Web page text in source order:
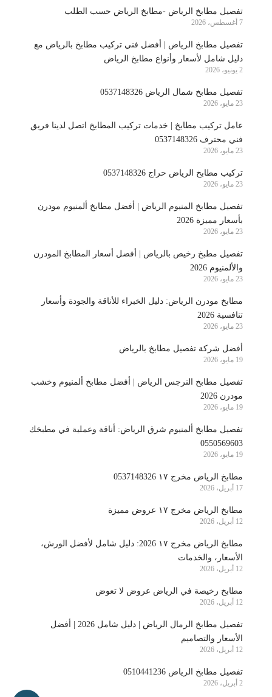
تفصيل مطابخ الرياض -مطابخ الرياض حسب الطلب
7 أغسطس، 2026
تفصيل مطابخ الرياض | أفضل فني تركيب مطابخ بالرياض مع
دليل شامل لأسعار وأنواع مطابخ الرياض
2 يونيو، 2026
تفصيل مطابخ شمال الرياض 0537148326
23 مايو، 2026
عامل تركيب مطابخ | خدمات تركيب المطابخ اتصل لدينا فريق
فني محترف 0537148326
23 مايو، 2026
تركيب مطابخ الرياض حراج 0537148326
23 مايو، 2026
تفصيل مطابخ المنيوم الرياض | أفضل مطابخ ألمنيوم مودرن
بأسعار مميزة 2026
23 مايو، 2026
تفصيل مطبخ رخيص بالرياض | أفضل أسعار المطابخ المودرن
والألمنيوم 2026
23 مايو، 2026
مطابخ مودرن الرياض: دليل الخبراء للأناقة والجودة وأسعار
تنافسية 2026
23 مايو، 2026
أفضل شركة تفصيل مطابخ بالرياض
19 مايو، 2026
تفصيل مطابخ النرجس الرياض | أفضل مطابخ ألمنيوم وخشب
مودرن 2026
19 مايو، 2026
تفصيل مطابخ ألمنيوم شرق الرياض: أناقة وعملية في مطبخك
0550569603
19 مايو، 2026
مطابخ الرياض مخرج ١٧ 0537148326
17 أبريل، 2026
مطابخ الرياض مخرج ١٧ عروض مميزة
12 أبريل، 2026
مطابخ الرياض مخرج ١٧ 2026: دليل شامل لأفضل الورش،
الأسعار، والخدمات
12 أبريل، 2026
مطابخ رخيصة في الرياض عروض لا تعوض
12 أبريل، 2026
تفصيل مطابخ الرمال الرياض | دليل شامل 2026 | أفضل
الأسعار والتصاميم
12 أبريل، 2026
تفصيل مطابخ الرياض 0510441236
2 أبريل، 2026